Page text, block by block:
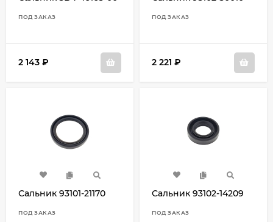
ПОД ЗАКАЗ
2 143 ₽
ПОД ЗАКАЗ
2 221 ₽
Сальник 93101-21170
ПОД ЗАКАЗ
Сальник 93102-14209
ПОД ЗАКАЗ